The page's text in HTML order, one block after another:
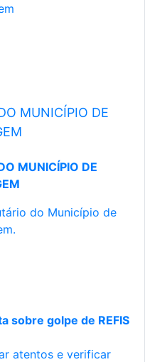
MUNICÍPIO DE
MUNICÍPIO DE
do Município de
sobre golpe de REFIS
atentos e verificar